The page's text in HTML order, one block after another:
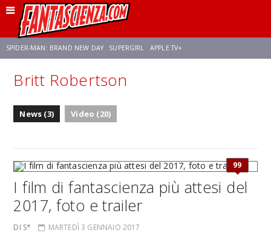
SPIDER-MAN: BRAND NEW DAY SUPERGIRL APPLE TV+
FRANCO RICCIARDIELLO ZENDAYA STAR TREK
Britt Robertson
News (3) Video (20)
99
I film di fantascienza più attesi del
2017, foto e trailer
DI S* MARTEDÌ 3 GENNAIO 2017